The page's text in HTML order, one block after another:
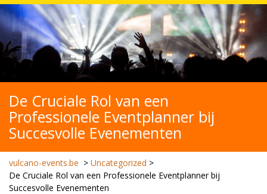
De Cruciale Rol van een
Professionele Eventplanner bij
Succesvolle Evenementen
vulcano-events.be > Uncategorized >
De Cruciale Rol van een Professionele Eventplanner bij
Succesvolle Evenementen